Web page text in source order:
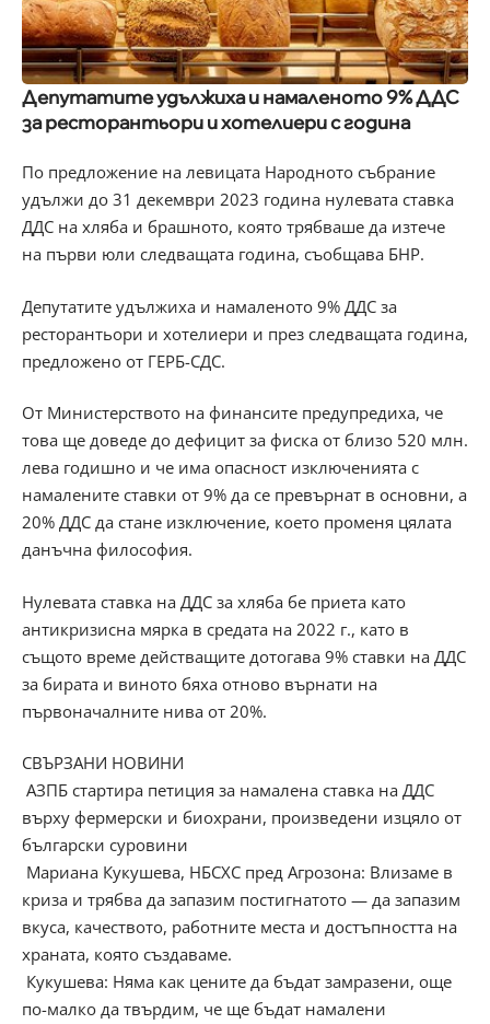
Депутатите удължиха и намаленото 9% ДДС
за ресторантьори и хотелиери с година
По предложение на левицата Народното събрание
удължи до 31 декември 2023 година нулевата ставка
ДДС на хляба и брашното, която трябваше да изтече
на първи юли следващата година, съобщава БНР.
Депутатите удължиха и намаленото 9% ДДС за
ресторантьори и хотелиери и през следващата година,
предложено от ГЕРБ-СДС.
От Министерството на финансите предупредиха, че
това ще доведе до дефицит за фиска от близо 520 млн.
лева годишно и че има опасност изключенията с
намалените ставки от 9% да се превърнат в основни, а
20% ДДС да стане изключение, което променя цялата
данъчна философия.
Нулевата ставка на ДДС за хляба бе приета като
антикризисна мярка в средата на 2022 г., като в
същото време действащите дотогава 9% ставки на ДДС
за бирата и виното бяха отново върнати на
първоначалните нива от 20%.
СВЪРЗАНИ НОВИНИ
АЗПБ стартира петиция за намалена ставка на ДДС
върху фермерски и биохрани, произведени изцяло от
български суровини
Мариана Кукушева, НБСХС пред Агрозона: Влизаме в
криза и трябва да запазим постигнатото — да запазим
вкуса, качеството, работните места и достъпността на
храната, която създаваме.
Кукушева: Няма как цените да бъдат замразени, още
по-малко да твърдим, че ще бъдат намалени